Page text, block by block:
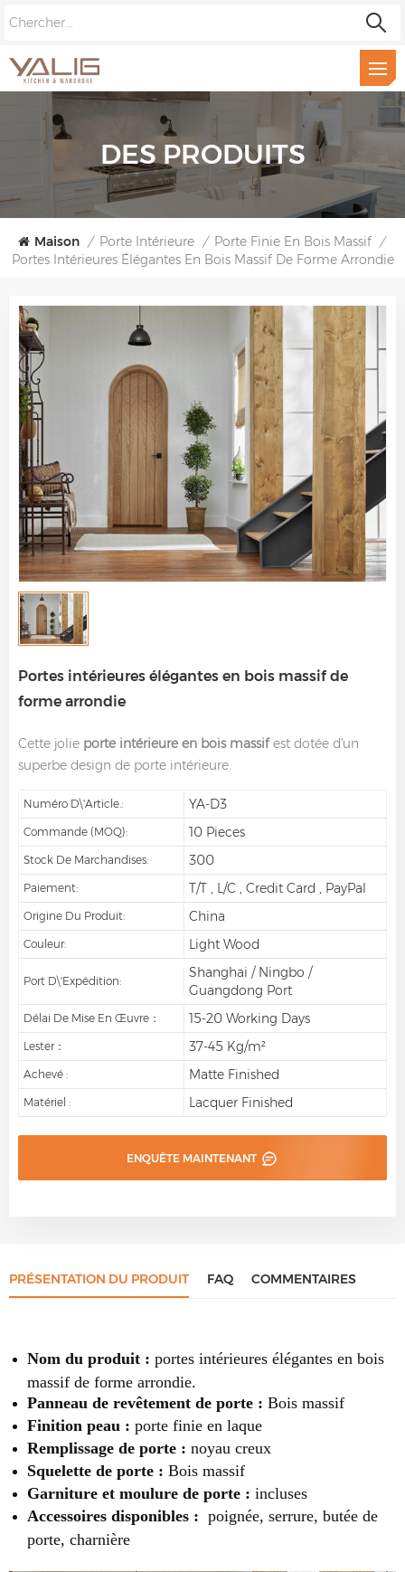
DES PRODUITS
Maison / Porte Intérieure / Porte Finie En Bois Massif /
Portes Intérieures Élégantes En Bois Massif De Forme Arrondie
Portes intérieures élégantes en bois massif de
forme arrondie
Cette jolie porte intérieure en bois massifest dotée d'un
superbe design de porte intérieure.
Numéro D\'article.: YA-D3
Commande (MOQ): 10 Pieces
Stock De Marchandises: 300
Paiement: T/T , L/C , Credit Card , PayPal
Origine Du Produit: China
Couleur: Light Wood
Port D\'expédition:
Shanghai / Ningbo /
Guangdong Port
Délai De Mise En Œuvre： 15-20 Working Days
Lester： 37-45 Kg/m²
Achevé : Matte Finished
Matériel : Lacquer Finished
ENQUÊTE MAINTENANT
PRÉSENTATION DU PRODUIT FAQ COMMENTAIRES
Nom du produit : portes intérieures élégantes en bois
massif de forme arrondie.
Panneau de revêtement de porte : Bois massif
Finition peau : porte finie en laque
Remplissage de porte : noyau creux
Squelette de porte : Bois massif
Garniture et moulure de porte : incluses
Accessoires disponibles : poignée, serrure, butée de
porte, charnière